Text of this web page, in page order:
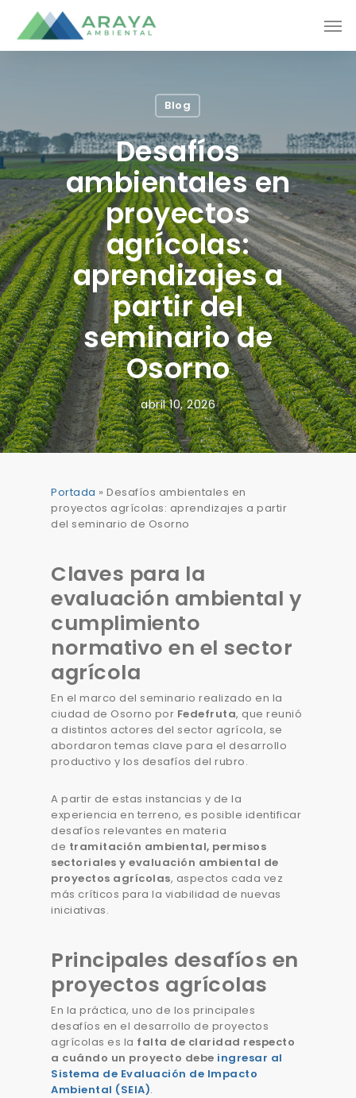
main
content
Blog
Desafíos
ambientales en
proyectos
agrícolas:
aprendizajes a
partir del
seminario de
Osorno
abril 10, 2026
Portada » Desafíos ambientales en
proyectos agrícolas: aprendizajes a partir
del seminario de Osorno
Claves para la
evaluación ambiental y
cumplimiento
normativo en el sector
agrícola
En el marco del seminario realizado en la
ciudad de Osorno por Fedefruta, que reunió
a distintos actores del sector agrícola, se
abordaron temas clave para el desarrollo
productivo y los desafíos del rubro.
A partir de estas instancias y de la
experiencia en terreno, es posible identificar
desafíos relevantes en materia
de tramitación ambiental, permisos
sectoriales y evaluación ambiental de
proyectos agrícolas, aspectos cada vez
más críticos para la viabilidad de nuevas
iniciativas.
Principales desafíos en
proyectos agrícolas
En la práctica, uno de los principales
desafíos en el desarrollo de proyectos
agrícolas es la falta de claridad respecto
a cuándo un proyecto debe ingresar al
Sistema de Evaluación de Impacto
Ambiental (SEIA).